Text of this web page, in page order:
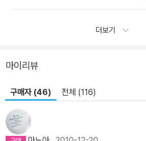
더보기
마이리뷰
구매자 (46) 전체 (116)